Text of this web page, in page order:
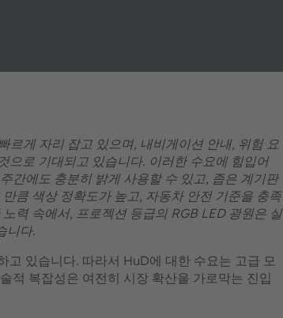
게 자리 잡고 있으며, 내비게이션 안내, 위험 요
으로 기대되고 있습니다. 이러한 수요에 힘입어
간에도 충분히 밝게 사용할 수 있고, 좁은 계기판
큼 색상 정확도가 높고, 자동차 안전 기준을 충족
력 속에서, 프로젝션 등급의 RGB LED 광원은 실
니다.
있습니다. 따라서 HuD에 대한 수요는 고급 모
적 복잡성은 여전히 시장 확산을 가로막는 진입